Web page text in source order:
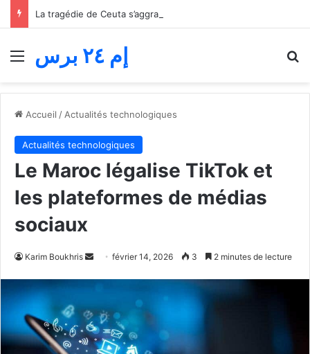
Menu إم ٢٤ برس
Accueil / Actualités technologiques
Actualités technologiques
Le Maroc légalise TikTok et
les plateformes de médias
sociaux
Karim Boukhris
Envoyerfévrier 14, 2026 3 2 minutes de lecture